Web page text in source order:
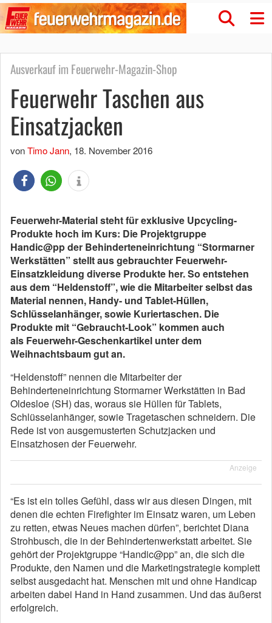
Ausverkauf im Feuerwehr-Magazin-Shop
Feuerwehr Taschen aus
Einsatzjacken
vonTimo Jann, 18. November 2016
Feuerwehr-Material stehtfür exklusive Upcycling-
Produkte hoch im Kurs: Die Projektgruppe
Handic@pp der Behinderteneinrichtung “Stormarner
Werkstätten” stellt aus gebrauchter Feuerwehr-
Einsatzkleidung diverse Produkte her. So entstehen
aus dem “Heldenstoff”, wie die Mitarbeiter selbst das
Material nennen, Handy- und Tablet-Hüllen,
Schlüsselanhänger, sowie Kuriertaschen. Die
Produkte mit “Gebraucht-Look” kommen auch
als Feuerwehr-Geschenkartikel unter dem
Weihnachtsbaum gut an.
“Heldenstoff” nennen die Mitarbeiter der
Behinderteneinrichtung Stormarner Werkstätten in Bad
Oldesloe (SH) das, woraus sie Hüllen für Tablets,
Schlüsselanhänger, sowie Tragetaschen schneidern. Die
Rede ist von ausgemusterten Schutzjacken und
Einsatzhosen der Feuerwehr.
Anzeige
“Es ist ein tolles Gefühl, dass wir aus diesen Dingen, mit
denen die echten Firefighter im Einsatz waren, um Leben
zu retten, etwas Neues machen dürfen”, berichtet Diana
Strohbusch, die in der Behindertenwerkstatt arbeitet. Sie
gehört der Projektgruppe “Handic@pp” an, die sich die
Produkte, den Namen und die Marketingstrategie komplett
selbst ausgedacht hat. Menschen mit und ohne Handicap
arbeiten dabei Hand in Hand zusammen. Und das äußerst
erfolgreich.